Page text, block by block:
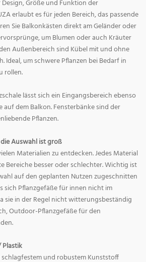
Größe und Funktion der
erlaubt es für jeden Bereich, das passende
Sie Balkonkästen direkt am Geländer oder
um Blumen oder auch Kräuter
Außenbereich sind Kübel mit und ohne
Ideal, um schwere Pflanzen bei Bedarf in
rollen.
lässt sich ein Eingangsbereich ebenso
auf dem Balkon. Fensterbänke sind der
Pflanzen.
Auswahl ist groß
Materialien zu entdecken. Jedes Material
Bereiche besser oder schlechter. Wichtig ist
auf den geplanten Nutzen zugeschnitten
sich Pflanzgefäße für innen nicht im
sie in der Regel nicht witterungsbeständig
Outdoor-Pflanzgefäße für den
und robustem Kunststoff